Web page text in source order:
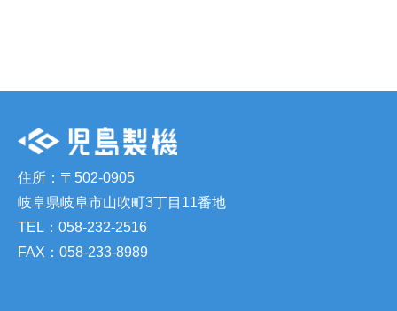
住所：〒502-0905
岐阜県岐阜市山吹町3丁目11番地
TEL：058-232-2516
FAX：058-233-8989